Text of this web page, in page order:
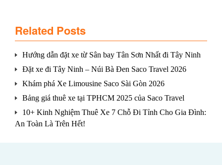
Related Posts
Hướng dẫn đặt xe từ Sân bay Tân Sơn Nhất đi Tây Ninh
Đặt xe đi Tây Ninh – Núi Bà Đen Saco Travel 2026
Khám phá Xe Limousine Saco Sài Gòn 2026
Bảng giá thuê xe tại TPHCM 2025 của Saco Travel
10+ Kinh Nghiệm Thuê Xe 7 Chỗ Đi Tỉnh Cho Gia Đình:
An Toàn Là Trên Hết!